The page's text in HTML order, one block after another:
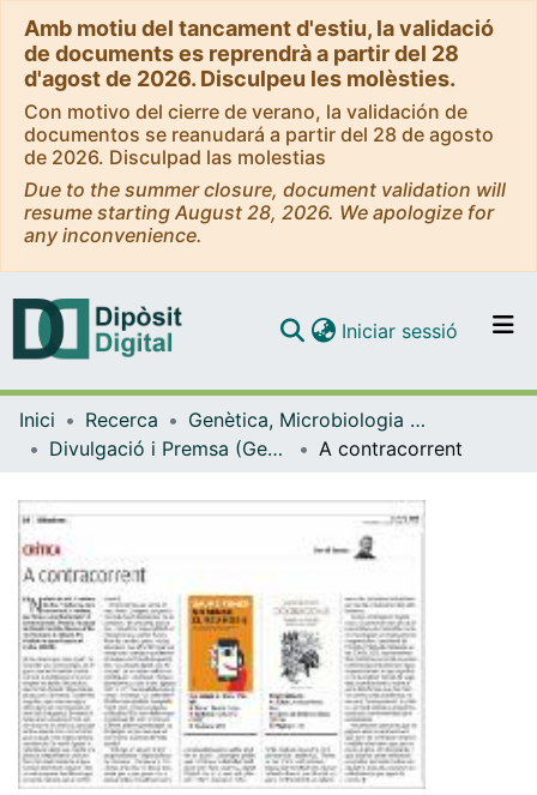
Amb motiu del tancament d'estiu, la validació
de documents es reprendrà a partir del 28
d'agost de 2026. Disculpeu les molèsties.
Con motivo del cierre de verano, la validación de
documentos se reanudará a partir del 28 de agosto
de 2026. Disculpad las molestias
Due to the summer closure, document validation will
resume starting August 28, 2026. We apologize for
any inconvenience.
Navega per tot el DD
Iniciar sessió (current)
Inici Recerca
Genètica, Microbiologia i Estadística
Divulgació i Premsa (Genètica, Microbiologia i Estadística)
A contracorrent